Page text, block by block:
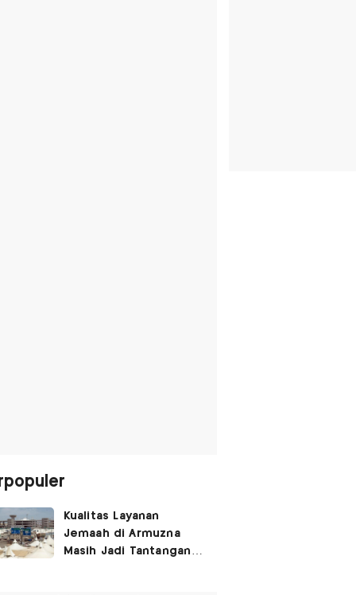
Kualitas Layanan
Jemaah di Armuzna
Masih Jadi Tantangan